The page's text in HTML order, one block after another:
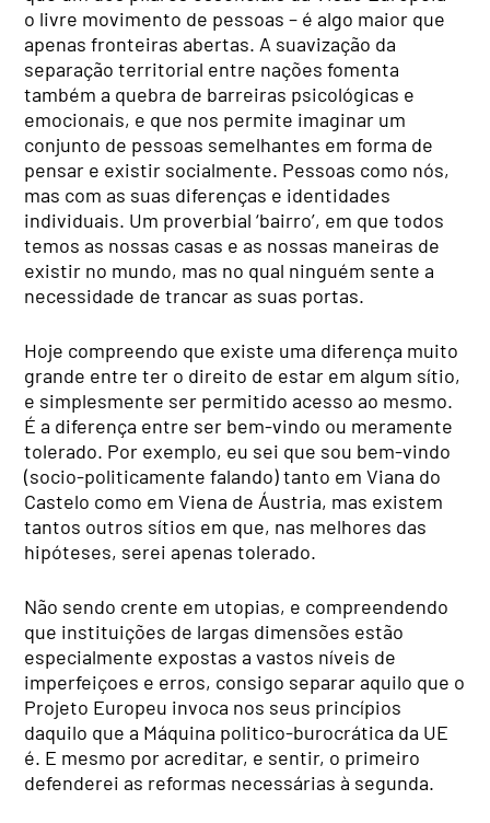
o livre movimento de pessoas – é algo maior que
apenas fronteiras abertas. A suavização da
separação territorial entre nações fomenta
também a quebra de barreiras psicológicas e
emocionais, e que nos permite imaginar um
conjunto de pessoas semelhantes em forma de
pensar e existir socialmente. Pessoas como nós,
mas com as suas diferenças e identidades
individuais. Um proverbial ‘bairro’, em que todos
temos as nossas casas e as nossas maneiras de
existir no mundo, mas no qual ninguém sente a
necessidade de trancar as suas portas.
Hoje compreendo que existe uma diferença muito
grande entre ter o direito de estar em algum sítio,
e simplesmente ser permitido acesso ao mesmo.
É a diferença entre ser bem-vindo ou meramente
tolerado. Por exemplo, eu sei que sou bem-vindo
(socio-politicamente falando) tanto em Viana do
Castelo como em Viena de Áustria, mas existem
tantos outros sítios em que, nas melhores das
hipóteses, serei apenas tolerado.
Não sendo crente em utopias, e compreendendo
que instituições de largas dimensões estão
especialmente expostas a vastos níveis de
imperfeiçoes e erros, consigo separar aquilo que o
Projeto Europeu invoca nos seus princípios
daquilo que a Máquina politico-burocrática da UE
é. E mesmo por acreditar, e sentir, o primeiro
defenderei as reformas necessárias à segunda.